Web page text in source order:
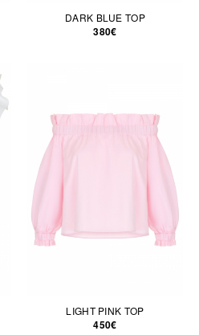
DARK BLUE TOP
380€
LIGHT PINK TOP
450€